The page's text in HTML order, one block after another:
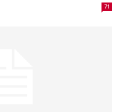
71